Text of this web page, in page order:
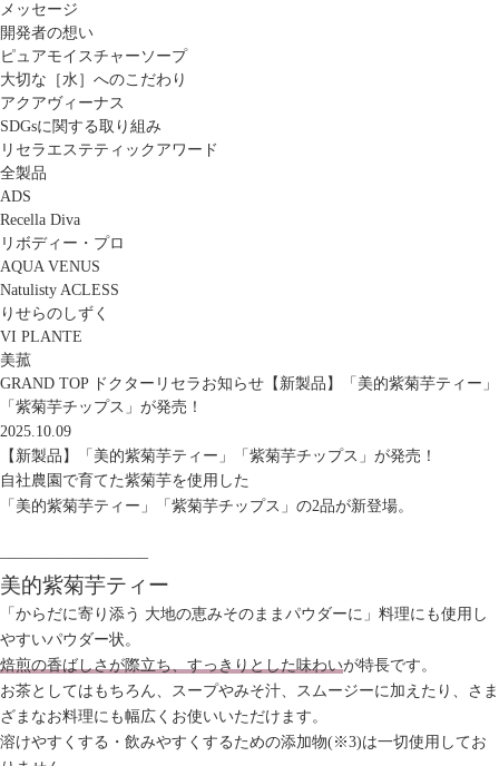
メッセージ
開発者の想い
ピュアモイスチャーソープ
大切な［水］へのこだわり
アクアヴィーナス
SDGsに関する取り組み
リセラエステティックアワード
全製品
ADS
Recella Diva
リボディー・プロ
AQUA VENUS
Natulisty ACLESS
りせらのしずく
VI PLANTE
美菰
GRAND TOP
ドクターリセラ お知らせ 【新製品】「美的紫菊芋ティー」
「紫菊芋チップス」が発売！
2025.10.09
【新製品】「美的紫菊芋ティー」「紫菊芋チップス」が発売！
自社農園で育てた紫菊芋を使用した
「美的紫菊芋ティー」「紫菊芋チップス」 の2品が新登場。
—————————–
美的紫菊芋ティー
「からだに寄り添う 大地の恵みそのままパウダーに」料理にも使用し
やすいパウダー状。
焙煎の香ばしさが際立ち、すっきりとした味わいが特長です。
お茶としてはもちろん、スープやみそ汁、スムージーに加えたり、さま
ざまなお料理にも幅広くお使いいただけます。
溶けやすくする・飲みやすくするための添加物(※3)は一切使用してお